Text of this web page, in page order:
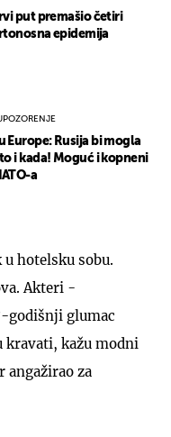
put premašio četiri
epidemija
Europe: Rusija bi mogla
i kada! Moguć i kopneni
a
u hotelsku sobu.
Akteri -
godišnji glumac
kravati, kažu modni
angažirao za